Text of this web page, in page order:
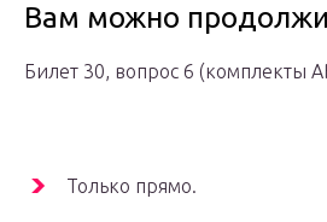
Вам можно
Билет 30, вопрос 6 (комплекты
Только прямо.